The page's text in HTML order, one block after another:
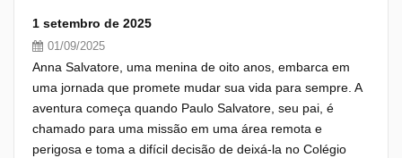
1 setembro de 2025
01/09/2025
Anna Salvatore, uma menina de oito anos, embarca em
uma jornada que promete mudar sua vida para sempre. A
aventura começa quando Paulo Salvatore, seu pai, é
chamado para uma missão em uma área remota e
perigosa e toma a difícil decisão de deixá-la no Colégio